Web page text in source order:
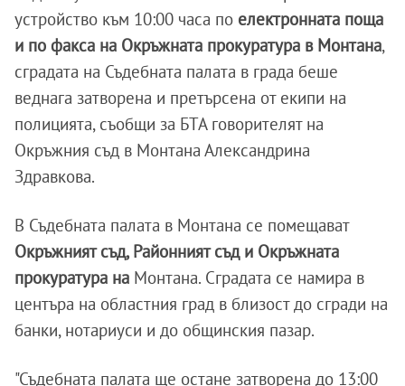
устройство към 10:00 часа по електронната поща
и по факса на Окръжната прокуратура в Монтана,
сградата на Съдебната палата в града беше
веднага затворена и претърсена от екипи на
полицията, съобщи за БТА говорителят на
Окръжния съд в Монтана Александрина
Здравкова.
В Съдебната палата в Монтана се помещават
Окръжният съд, Районният съд и Окръжната
прокуратура на Монтана. Сградата се намира в
центъра на областния град в близост до сгради на
банки, нотариуси и до общинския пазар.
"Съдебната палата ще остане затворена до 13:00